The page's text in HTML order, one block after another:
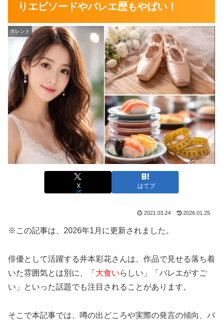
りエピソードやバレエ歴もやばい！
タレント
X はてブ
2021.03.24 2026.01.25
※この記事は、2026年1月に更新されました。
俳優として活躍する井本彩花さんは、作品で見せる落ち着
いた雰囲気とは別に、「 大食いらしい」「バレエがすご
い」といった話題でも注目されることがあります。
そこで本記事では、噂の出どころや実際の発言の傾向、バ